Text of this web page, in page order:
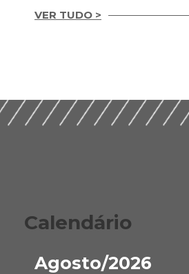
VER TUDO >
Calendário
Agosto/2026